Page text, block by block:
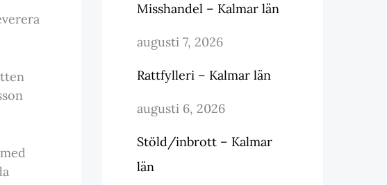
Misshandel – Kalmar län
augusti 7, 2026
Rattfylleri – Kalmar län
augusti 6, 2026
Stöld/inbrott – Kalmar
län